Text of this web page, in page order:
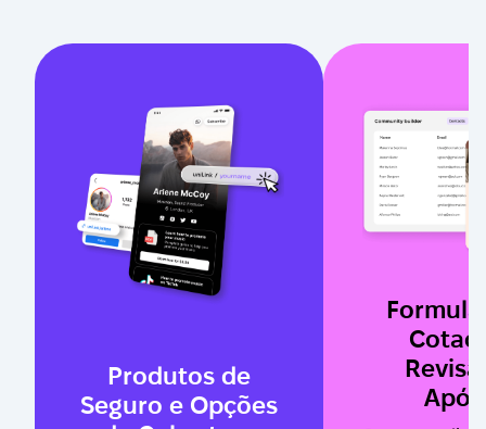
Produtos de
Seguro e Opções